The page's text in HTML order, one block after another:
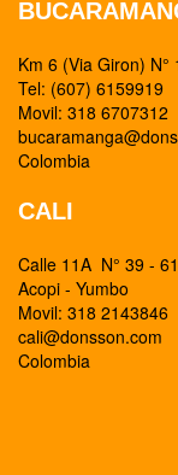
Km 6 (Via Giron) N°
Tel: (607) 6159919
Movil: 318 6707312
Colombia
CALI
Calle 11A N° 39 - 61
Acopi - Yumbo
Movil: 318 2143846
cali@donsson.com
Colombia